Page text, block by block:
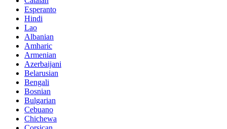
Esperanto
Hindi
Lao
Albanian
Amharic
Armenian
Azerbaijani
Belarusian
Bengali
Bosnian
Bulgarian
Cebuano
Chichewa